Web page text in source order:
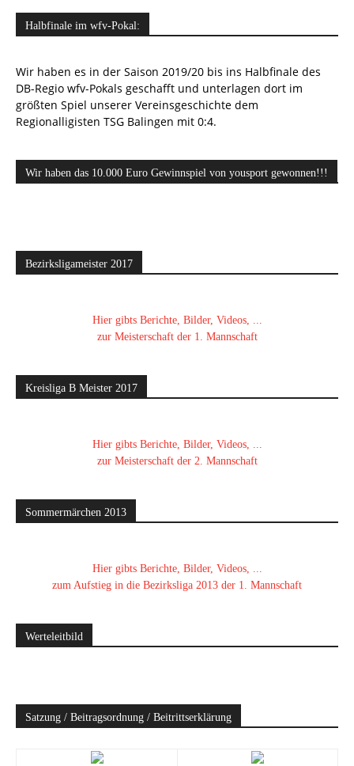
Halbfinale im wfv-Pokal:
Wir haben es in der Saison 2019/20 bis ins Halbfinale des
DB-Regio wfv-Pokals geschafft und unterlagen dort im
größten Spiel unserer Vereinsgeschichte dem
Regionalligisten TSG Balingen mit 0:4.
Wir haben das 10.000 Euro Gewinnspiel von yousport gewonnen!!!
Bezirksligameister 2017
Hier gibts Berichte, Bilder, Videos, ...
zur Meisterschaft der 1. Mannschaft
Kreisliga B Meister 2017
Hier gibts Berichte, Bilder, Videos, ...
zur Meisterschaft der 2. Mannschaft
Sommermärchen 2013
Hier gibts Berichte, Bilder, Videos, ...
zum Aufstieg in die Bezirksliga 2013 der 1. Mannschaft
Werteleitbild
Satzung / Beitragsordnung / Beitrittserklärung